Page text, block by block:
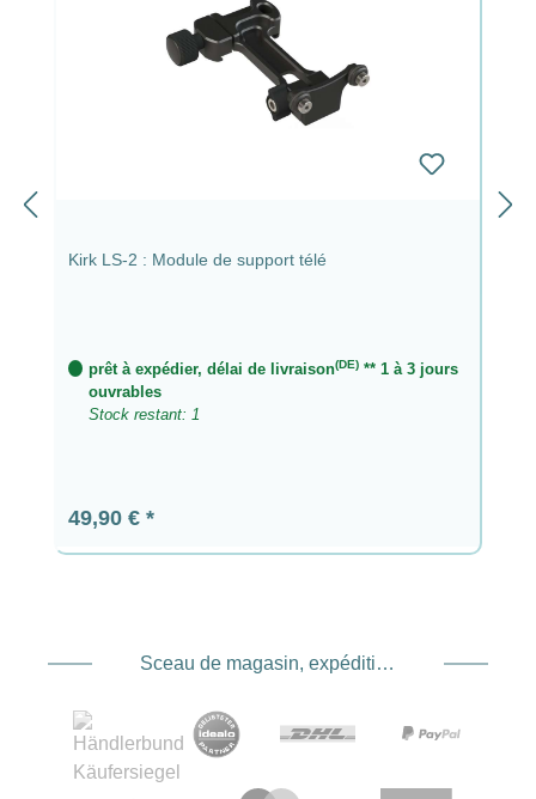
Kirk LS-2 : Module de support télé
prêt à expédier, délai de livraison(DE)** 1 à 3 jours
ouvrables
Stock restant: 1
Prix régulier :
49,90 €
Sceau de magasin, expédition et expédition. Prestataire de services de paiement